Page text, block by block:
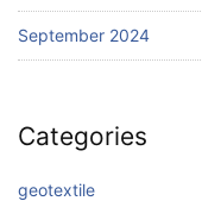
September 2024
Categories
geotextile